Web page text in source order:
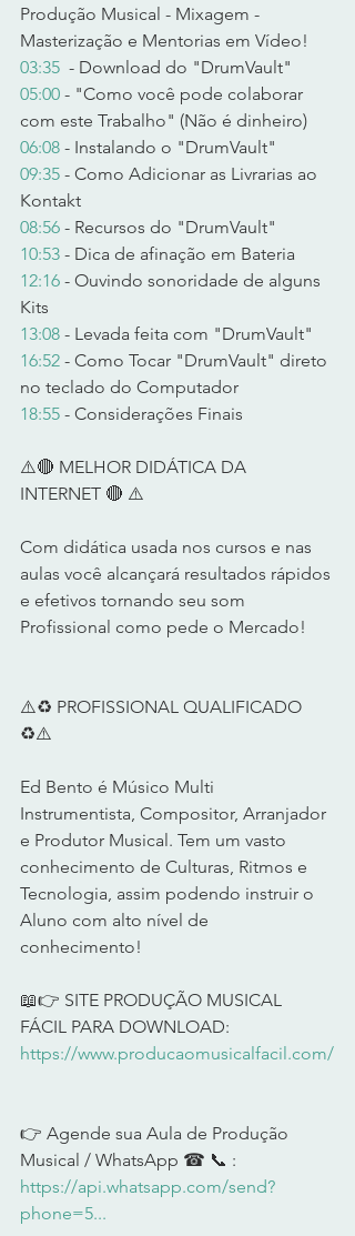
Produção Musical - Mixagem -
Masterização e Mentorias em Vídeo!
03:35
  - Download do "DrumVault"
05:00 - "Como você pode colaborar
com este Trabalho" (Não é dinheiro)
06:08 - Instalando o "DrumVault"
09:35 - Como Adicionar as Livrarias ao
Kontakt
08:56 - Recursos do "DrumVault"
10:53 - Dica de afinação em Bateria
12:16 - Ouvindo sonoridade de alguns
Kits
13:08 - Levada feita com "DrumVault"
16:52 - Como Tocar "DrumVault" direto
no teclado do Computador
18:55 - Considerações Finais
⚠️🔴 MELHOR DIDÁTICA DA
INTERNET 🔴 ⚠️
Com didática usada nos cursos e nas
aulas você alcançará resultados rápidos
e efetivos tornando seu som
Profissional como pede o Mercado!
⚠️♻️ PROFISSIONAL QUALIFICADO
♻️⚠️
Ed Bento é Músico Multi
Instrumentista, Compositor, Arranjador
e Produtor Musical. Tem um vasto
conhecimento de Culturas, Ritmos e
Tecnologia, assim podendo instruir o
Aluno com alto nível de
conhecimento!
📖👉 SITE PRODUÇÃO MUSICAL
FÁCIL PARA DOWNLOAD:
https://www.producaomusicalfacil.com/
👉 Agende sua Aula de Produção
Musical / WhatsApp ☎ 📞 :
https://api.whatsapp.com/send?
phone=5...